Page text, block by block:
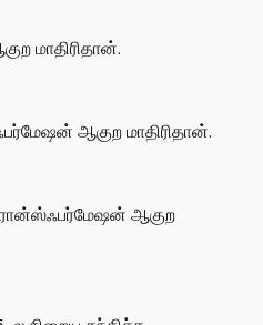
மாதிரிதான்.
ஆகுற மாதிரிதான்.
ஆகுற